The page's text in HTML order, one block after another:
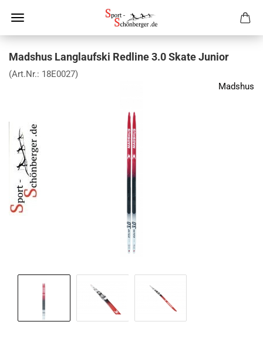
Madshus Langlaufski Redline 3.0 Skate Junior
(Art.Nr.: 18E0027)
Madshus